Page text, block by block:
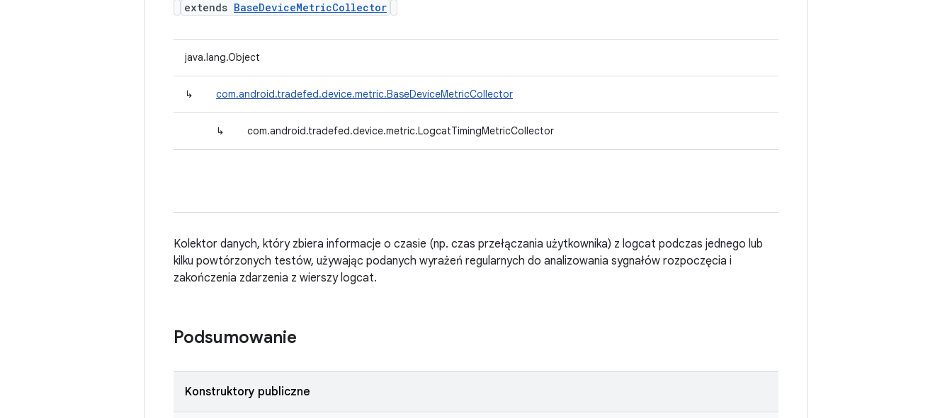
extends BaseDeviceMetricCollector
java.lang.Object
↳ com.android.tradefed.device.metric.BaseDeviceMetricCollector
↳ com.android.tradefed.device.metric.LogcatTimingMetricCollector
Kolektor danych, który zbiera informacje o czasie (np. czas przełączania użytkownika) z logcat podczas jednego lub
kilku powtórzonych testów, używając podanych wyrażeń regularnych do analizowania sygnałów rozpoczęcia i
zakończenia zdarzenia z wierszy logcat.
Podsumowanie
Konstruktory publiczne